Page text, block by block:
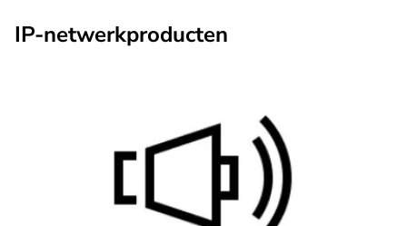
IP-netwerkproducten